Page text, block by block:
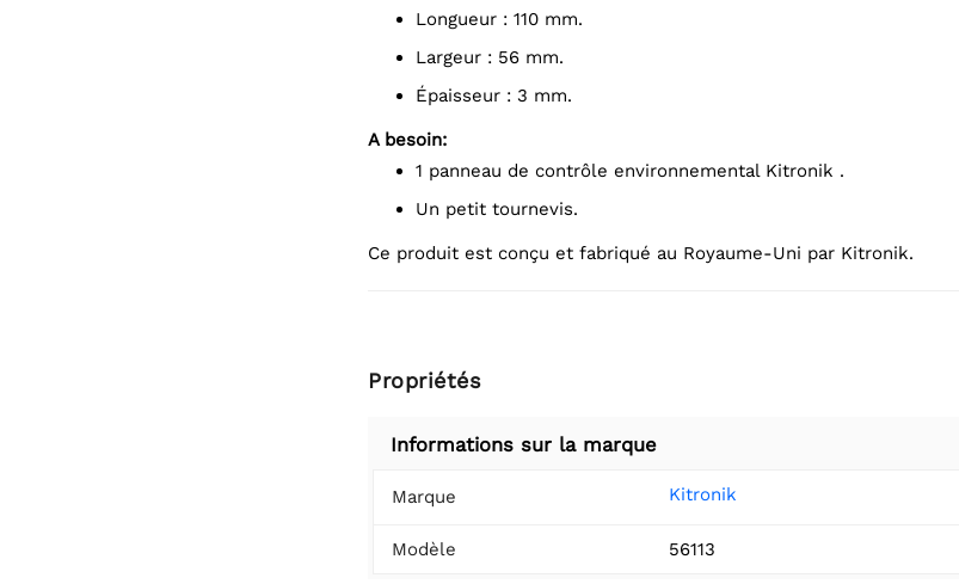
Longueur : 110 mm.
Largeur : 56 mm.
Épaisseur : 3 mm.
A besoin:
1 panneau de contrôle environnemental Kitronik .
Un petit tournevis.
Ce produit est conçu et fabriqué au Royaume-Uni par Kitronik.
Propriétés
Informations sur la marque
Marque Kitronik
Modèle 56113